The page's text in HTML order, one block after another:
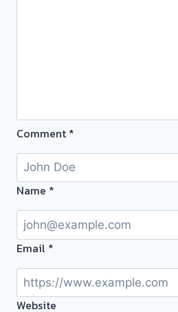
นนทบุรี
ตั๋ว
จ่าย
ทันที
ต้อง
รอ
ผล
Comment *
Name *
Email *
Website